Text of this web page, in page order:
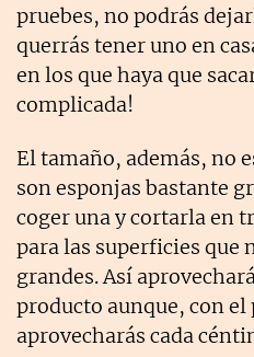
pruebes, no podrás
querrás tener uno en
en los que haya que
complicada!
El tamaño, además, no
son esponjas bastante
coger una y cortarla en
para las superficies que
grandes. Así
producto aunque, con el
aprovecharás cada